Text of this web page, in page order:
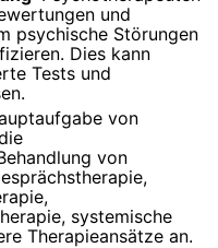
und
psychische Störungen
Dies kann
Tests und
von
von
systemische
Therapieansätze an.